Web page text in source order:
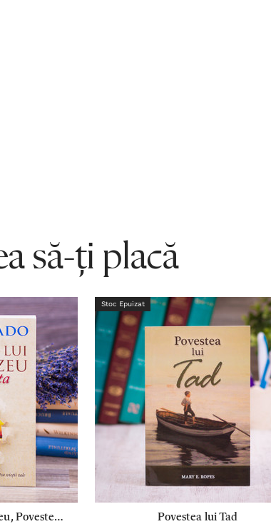
să-ți placă
Povestea
Stoc Epuizat
Povestea lui Tad